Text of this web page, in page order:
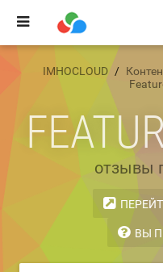
IMHOCLOUD
отзывы
ВЫ